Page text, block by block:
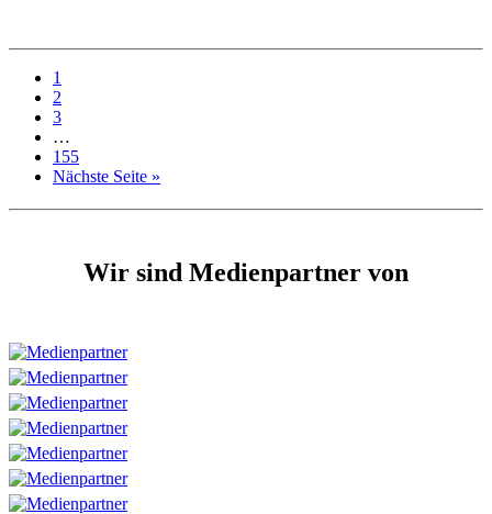
1
2
3
…
155
Nächste Seite »
Wir sind Medienpartner von